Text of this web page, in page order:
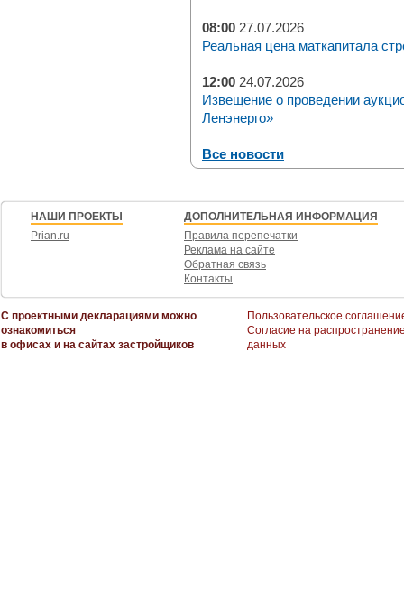
08:00 27.07.2026
Реальная цена маткапитала
12:00 24.07.2026
Извещение о проведении
Ленэнерго»
Все новости
НАШИ ПРОЕКТЫ
Prian.ru
ДОПОЛНИТЕЛЬНАЯ ИНФОРМАЦИЯ
Правила перепечатки
Реклама на сайте
Обратная связь
Контакты
С проектными декларациями можно
ознакомиться
в офисах и на сайтах застройщиков
Пользовательское
Согласие на
данных